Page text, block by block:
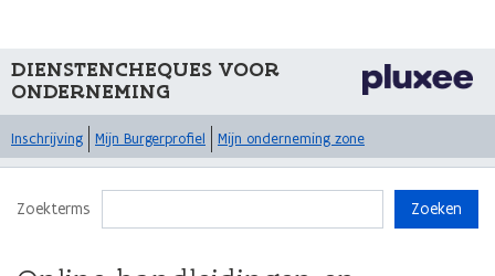
DIENSTENCHEQUES VOOR
ONDERNEMING
Inschrijving Mijn Burgerprofiel Mijn onderneming zone
Zoekterms Zoeken